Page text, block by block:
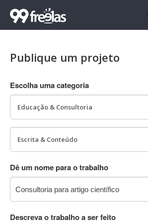
Publique um projeto
Escolha uma categoria
Dê um nome para o trabalho
Descreva o trabalho a ser feito